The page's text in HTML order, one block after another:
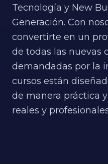
transformación del
de impulsar a los
puestos de mayor
la industria.
Tecnología y New
Generación. Con
convertirte en un
de todas las nuevas
demandadas por la
cursos están
de manera práctica
reales y